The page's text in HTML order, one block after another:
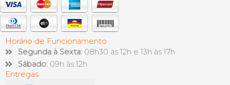
Horário de Funcionamento
Segunda à Sexta: 08h30 às 12h e 13h às 17h
Sábado: 09h às 12h
Entregas